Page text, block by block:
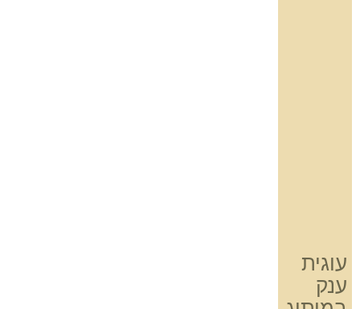
עוגית
ענק